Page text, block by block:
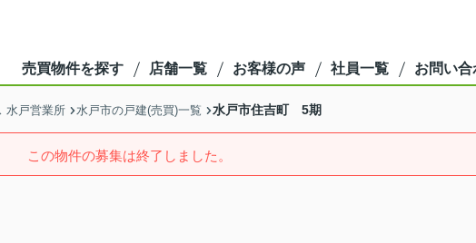
売買物件を探す 店舗一覧 お客様の声 社員一覧 お問い合
水戸営業所 水戸市の戸建(売買)一覧 水戸市住吉町 5期
この物件の募集は終了しました。